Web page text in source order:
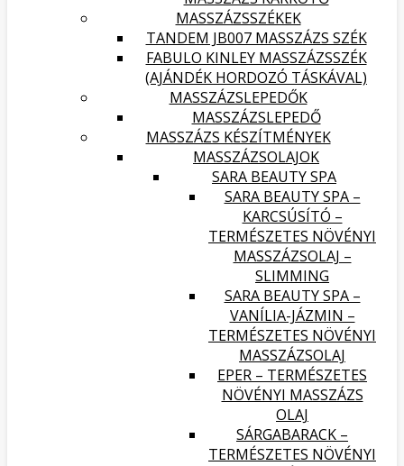
MASSZÁZSSZÉKEK
TANDEM JB007 MASSZÁZS SZÉK
FABULO KINLEY MASSZÁZSSZÉK
(AJÁNDÉK HORDOZÓ TÁSKÁVAL)
MASSZÁZSLEPEDŐK
MASSZÁZSLEPEDŐ
MASSZÁZS KÉSZÍTMÉNYEK
MASSZÁZSOLAJOK
SARA BEAUTY SPA
SARA BEAUTY SPA –
KARCSÚSÍTÓ –
TERMÉSZETES NÖVÉNYI
MASSZÁZSOLAJ –
SLIMMING
SARA BEAUTY SPA –
VANÍLIA-JÁZMIN –
TERMÉSZETES NÖVÉNYI
MASSZÁZSOLAJ
EPER – TERMÉSZETES
NÖVÉNYI MASSZÁZS
OLAJ
SÁRGABARACK –
TERMÉSZETES NÖVÉNYI